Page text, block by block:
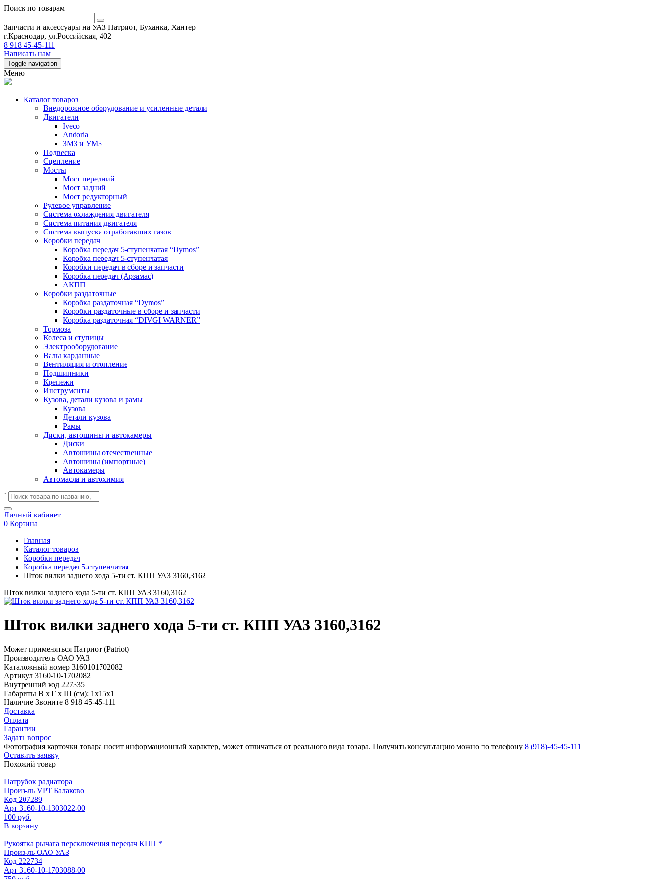
Поиск по товарам
Запчасти и аксессуары на УАЗ Патриот, Буханка, Хантер
г.Краснодар, ул.Российская, 402
8 918 45-45-111
Написать нам
Toggle navigation
Меню
Каталог товаров
Внедорожное оборудование и усиленные детали
Двигатели
Iveco
Andoria
ЗМЗ и УМЗ
Подвеска
Сцепление
Мосты
Мост передний
Мост задний
Мост редукторный
Рулевое управление
Система охлаждения двигателя
Система питания двигателя
Система выпуска отработавших газов
Коробки передач
Коробка передач 5-ступенчатая “Dymos”
Коробка передач 5-ступенчатая
Коробки передач в сборе и запчасти
Коробка передач (Арзамас)
АКПП
Коробки раздаточные
Коробка раздаточная “Dymos”
Коробки раздаточные в сборе и запчасти
Коробка раздаточная “DIVGI WARNER”
Тормоза
Колеса и ступицы
Электрооборудование
Валы карданные
Вентиляция и отопление
Подшипники
Крепежи
Инструменты
Кузова, детали кузова и рамы
Кузова
Детали кузова
Рамы
Диски, автошины и автокамеры
Диски
Автошины отечественные
Автошины (импортные)
Автокамеры
Автомасла и автохимия
`
Личный кабинет
0 Корзина
Главная
Каталог товаров
Коробки передач
Коробка передач 5-ступенчатая
Шток вилки заднего хода 5-ти ст. КПП УАЗ 3160,3162
Шток вилки заднего хода 5-ти ст. КПП УАЗ 3160,3162
Шток вилки заднего хода 5-ти ст. КПП УАЗ 3160,3162
Может применяться Патриот (Patriot)
Производитель ОАО УАЗ
Каталожный номер 3160101702082
Артикул 3160-10-1702082
Внутренний код 227335
Габариты В х Г х Ш (см): 1х15х1
Наличие Звоните 8 918 45-45-111
Доставка
Оплата
Гарантии
Задать вопрос
Фотография карточки товара носит информационный характер, может отличаться от реального вида товара. Получить консультацию можно по телефону 8 (918)-45-45-111
Оставить заявку
Похожий товар
Патрубок радиатора
Произ-ль VPT Балаково
Код 207289
Арт 3160-10-1303022-00
100 руб.
В корзину
Рукоятка рычага переключения передач КПП *
Произ-ль ОАО УАЗ
Код 222734
Арт 3160-10-1703088-00